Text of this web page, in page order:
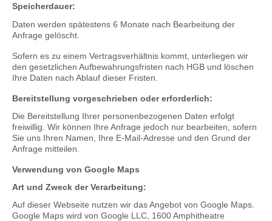
Speicherdauer:
Daten werden spätestens 6 Monate nach Bearbeitung der
Anfrage gelöscht.
Sofern es zu einem Vertragsverhältnis kommt, unterliegen wir
den gesetzlichen Aufbewahrungsfristen nach HGB und löschen
Ihre Daten nach Ablauf dieser Fristen.
Bereitstellung vorgeschrieben oder erforderlich:
Die Bereitstellung Ihrer personenbezogenen Daten erfolgt
freiwillig. Wir können Ihre Anfrage jedoch nur bearbeiten, sofern
Sie uns Ihren Namen, Ihre E-Mail-Adresse und den Grund der
Anfrage mitteilen.
Verwendung von Google Maps
Art und Zweck der Verarbeitung:
Auf dieser Webseite nutzen wir das Angebot von Google Maps.
Google Maps wird von Google LLC, 1600 Amphitheatre